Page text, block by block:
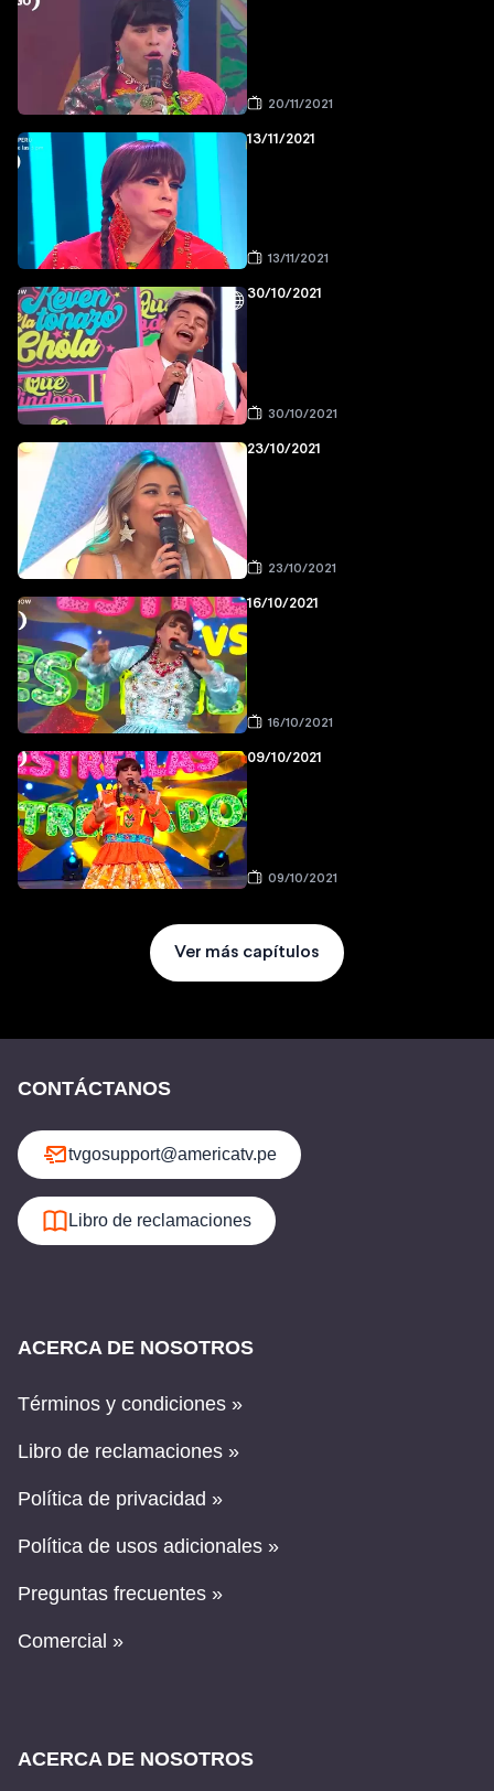
20/11/2021
13/11/2021
13/11/2021
30/10/2021
30/10/2021
23/10/2021
23/10/2021
16/10/2021
16/10/2021
09/10/2021
09/10/2021
Ver más capítulos
CONTÁCTANOS
tvgosupport@americatv.pe
Libro de reclamaciones
ACERCA DE NOSOTROS
Términos y condiciones »
Libro de reclamaciones »
Política de privacidad »
Política de usos adicionales »
Preguntas frecuentes »
Comercial »
ACERCA DE NOSOTROS